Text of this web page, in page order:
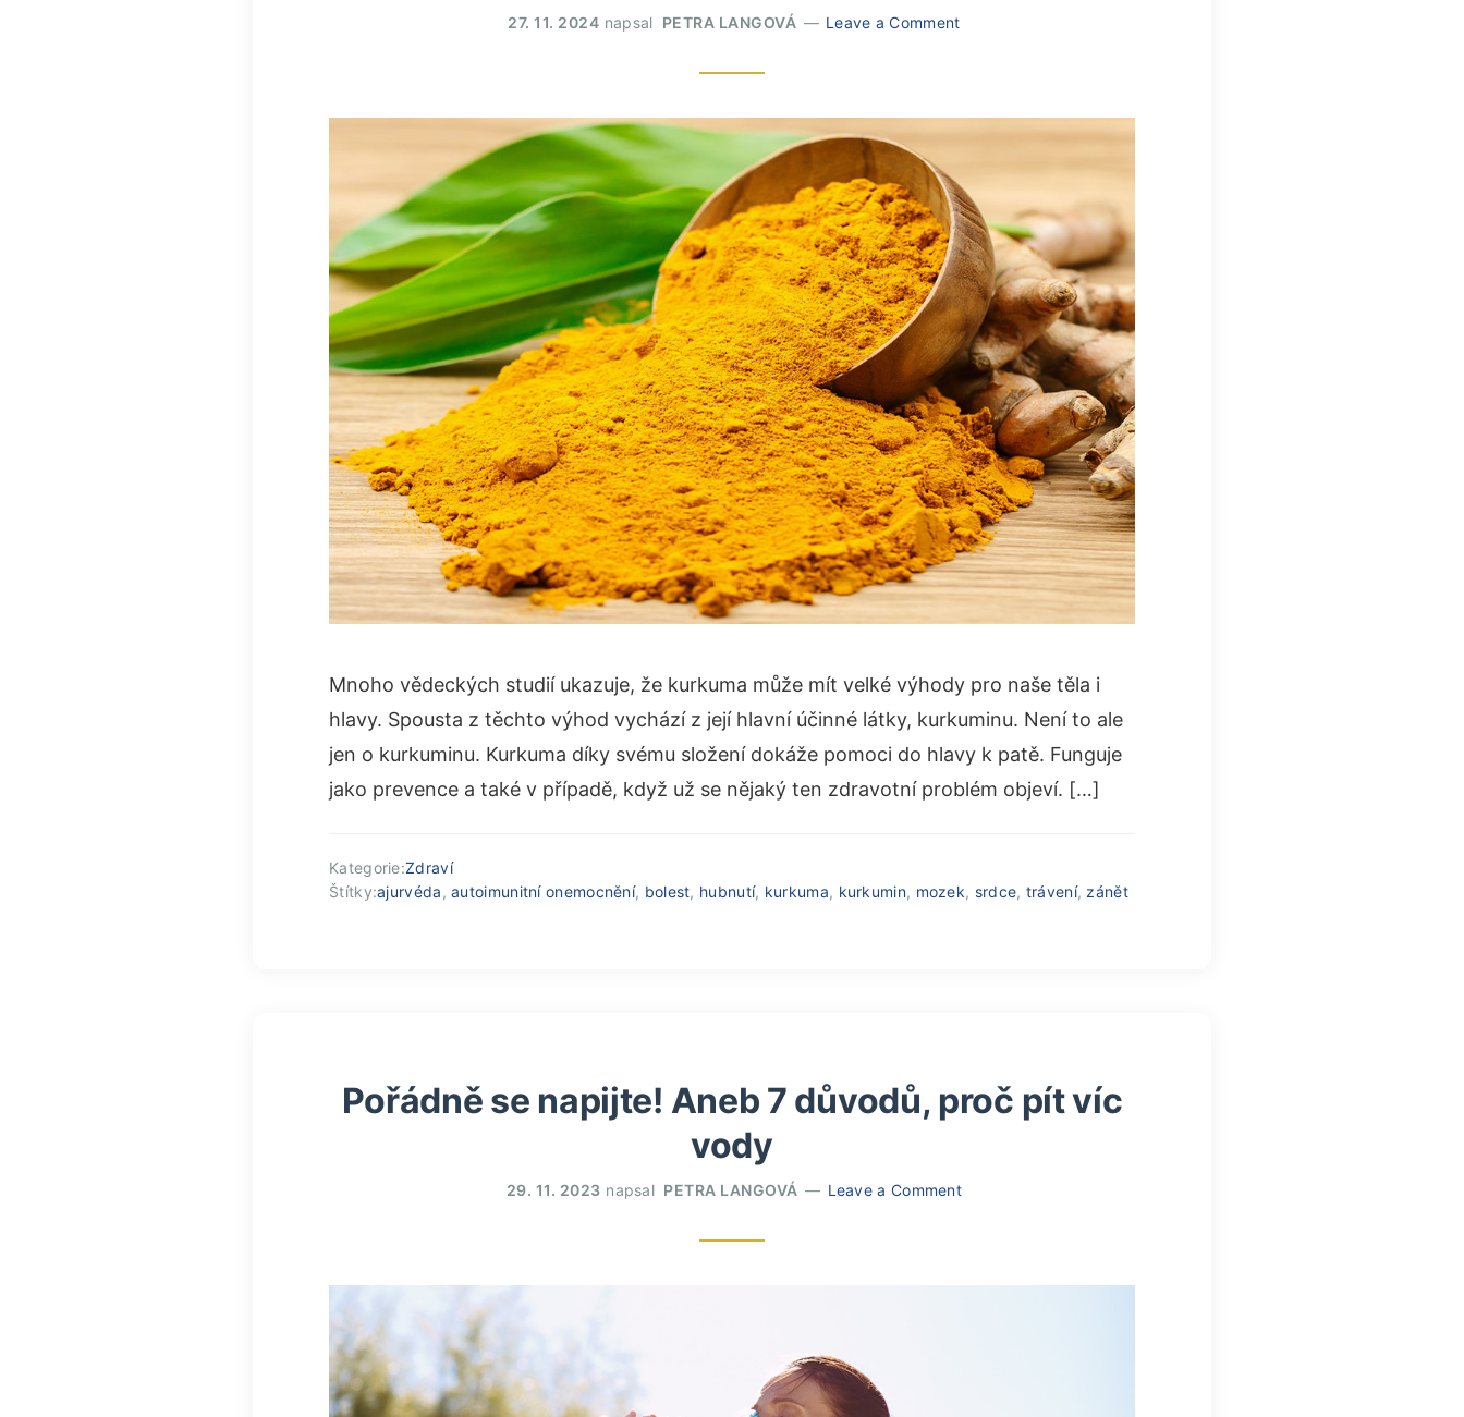
27. 11. 2024 napsal PETRA LANGOVÁ Leave a Comment
Mnoho vědeckých studií ukazuje, že kurkuma může mít velké výhody pro naše těla i
hlavy. Spousta z těchto výhod vychází z její hlavní účinné látky, kurkuminu. Není to ale
jen o kurkuminu. Kurkuma díky svému složení dokáže pomoci do hlavy k patě. Funguje
jako prevence a také v případě, když už se nějaký ten zdravotní problém objeví. […]
Kategorie:Zdraví
Štítky:ajurvéda,autoimunitní onemocnění, bolest, hubnutí, kurkuma, kurkumin, mozek, srdce, trávení, zánět
Pořádně se napijte! Aneb 7 důvodů, proč pít víc
vody
29. 11. 2023 napsal PETRA LANGOVÁ Leave a Comment